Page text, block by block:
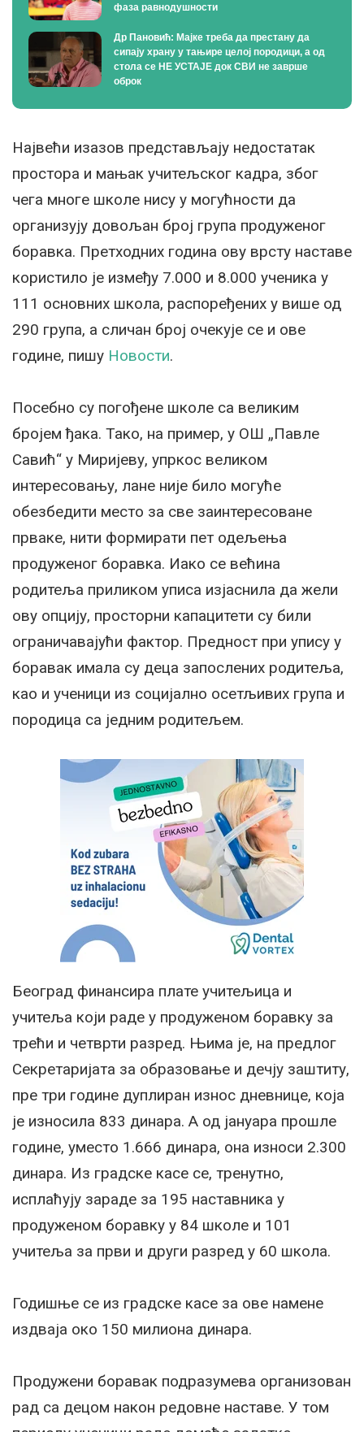
фаза равнодушности
Др Пановић: Мајке треба да престану да
сипају храну у тањире целој породици, а од
стола се НЕ УСТАЈЕ док СВИ не заврше
оброк
Највећи изазов представљају недостатак
простора и мањак учитељског кадра, због
чега многе школе нису у могућности да
организују довољан број група продуженог
боравка. Претходних година ову врсту наставе
користило је између 7.000 и 8.000 ученика у
111 основних школа, распоређених у више од
290 група, а сличан број очекује се и ове
године, пишу Новости.
Посебно су погођене школе са великим
бројем ђака. Тако, на пример, у ОШ „Павле
Савић“ у Миријеву, упркос великом
интересовању, лане није било могуће
обезбедити место за све заинтересоване
прваке, нити формирати пет одељења
продуженог боравка. Иако се већина
родитеља приликом уписа изјаснила да жели
ову опцију, просторни капацитети су били
ограничавајући фактор. Предност при упису у
боравак имала су деца запослених родитеља,
као и ученици из социјално осетљивих група и
породица са једним родитељем.
Београд финансира плате учитељица и
учитеља који раде у продуженом боравку за
трећи и четврти разред. Њима је, на предлог
Секретаријата за образовање и дечју заштиту,
пре три године дуплиран износ дневнице, која
је износила 833 динара. А од јануара прошле
године, уместо 1.666 динара, она износи 2.300
динара. Из градске касе се, тренутно,
исплаћују зараде за 195 наставника у
продуженом боравку у 84 школе и 101
учитеља за први и други разред у 60 школа.
Годишње се из градске касе за ове намене
издваја око 150 милиона динара.
Продужени боравак подразумева организован
рад са децом након редовне наставе. У том